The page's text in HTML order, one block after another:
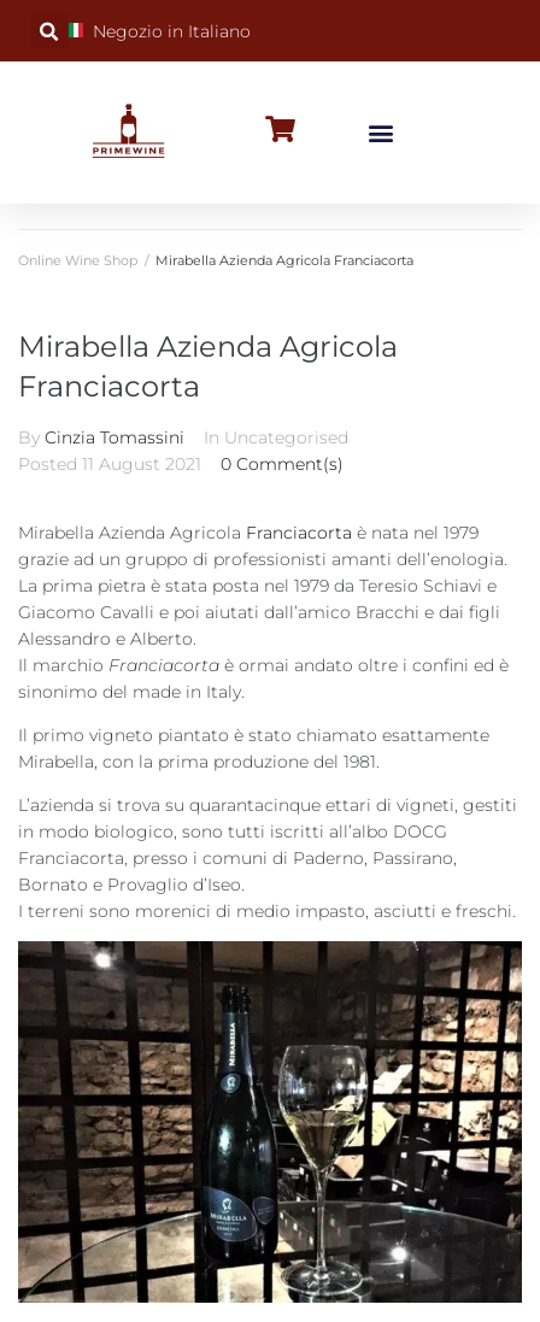
Negozio in Italiano
Online Wine Shop / Mirabella Azienda Agricola Franciacorta
Mirabella Azienda Agricola
Franciacorta
By Cinzia Tomassini
In Uncategorised
Posted 11 August 2021 0 Comment(s)
Mirabella Azienda Agricola Franciacorta è nata nel 1979
grazie ad un gruppo di professionisti amanti dell’enologia.
La prima pietra è stata posta nel 1979 da Teresio Schiavi e
Giacomo Cavalli e poi aiutati dall’amico Bracchi e dai figli
Alessandro e Alberto.
Il marchio Franciacorta è ormai andato oltre i confini ed è
sinonimo del made in Italy.
Il primo vigneto piantato è stato chiamato esattamente
Mirabella, con la prima produzione del 1981.
L’azienda si trova su quarantacinque ettari di vigneti, gestiti
in modo biologico, sono tutti iscritti all’albo DOCG
Franciacorta, presso i comuni di Paderno, Passirano,
Bornato e Provaglio d’Iseo.
I terreni sono morenici di medio impasto, asciutti e freschi.